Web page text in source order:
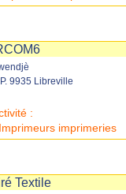
9935 Libreville
:
imprimeries
Textile